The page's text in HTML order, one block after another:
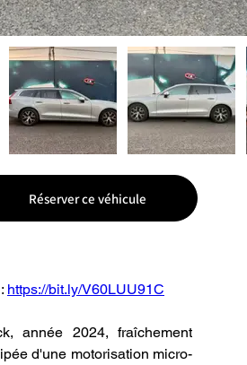
Réserver ce véhicule
https://bit.ly/V60LUU91C
année 2024, fraîchement
d'une motorisation micro-